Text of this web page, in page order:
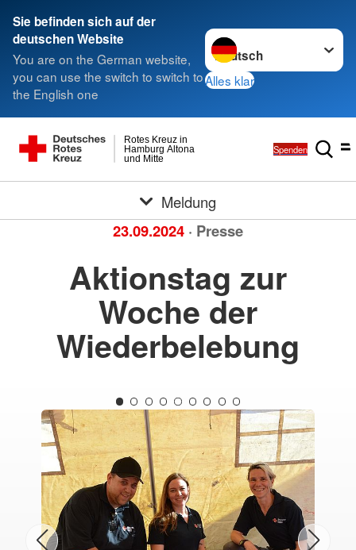
Sie befinden sich auf der
deutschen Website
You are on the German website,
you can use the switch to switch to
the English one
Sprache wechseln zu
Alles klar
und Mitte
Hamburg Altona
Rotes Kreuz in
Spenden
Meldung
23.09.2024 · Presse
Aktionstag zur
Woche der
Wiederbelebung